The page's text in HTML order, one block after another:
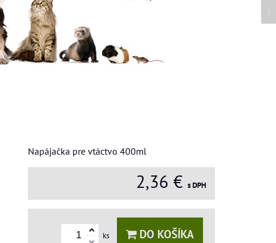
Napájačka pre vtáctvo 400ml
2,36 € s DPH
ks DO KOŠÍKA